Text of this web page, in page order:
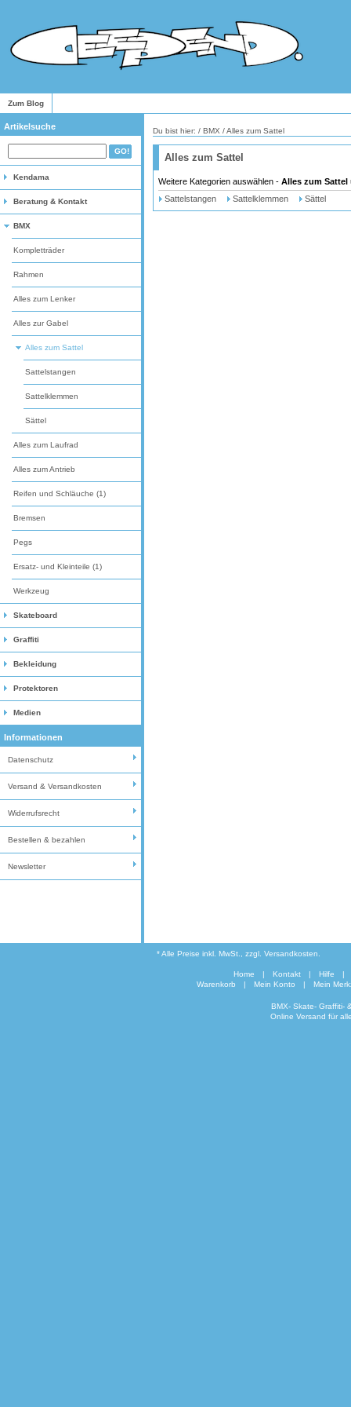
Zum Blog
Artikelsuche
Kendama
Beratung & Kontakt
BMX
Kompletträder
Rahmen
Alles zum Lenker
Alles zur Gabel
Alles zum Sattel
Sattelstangen
Sattelklemmen
Sättel
Alles zum Laufrad
Alles zum Antrieb
Reifen und Schläuche (1)
Bremsen
Pegs
Ersatz- und Kleinteile (1)
Werkzeug
Skateboard
Graffiti
Bekleidung
Protektoren
Medien
Informationen
Datenschutz
Versand & Versandkosten
Widerrufsrecht
Bestellen & bezahlen
Newsletter
Du bist hier: / BMX /Alles zum Sattel
Alles zum Sattel
Weitere Kategorien auswählen - Alles zum Sattel
Sattelstangen
Sattelklemmen Sättel
* Alle Preise inkl. MwSt., zzgl. Versandkosten.
Home | Kontakt | Hilfe
|
Warenkorb
| Mein Konto | Mein
BMX- Skate- Graffiti-
Online Versand für